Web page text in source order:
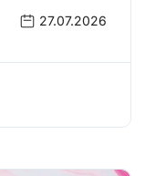
27.07.2026